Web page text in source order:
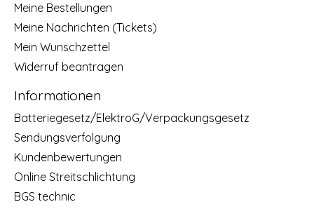
Meine Bestellungen
Meine Nachrichten (Tickets)
Mein Wunschzettel
Widerruf beantragen
Informationen
Batteriegesetz/ElektroG/Verpackungsgesetz
Sendungsverfolgung
Kundenbewertungen
Online Streitschlichtung
BGS technic